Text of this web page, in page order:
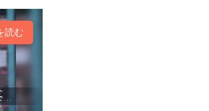
読む